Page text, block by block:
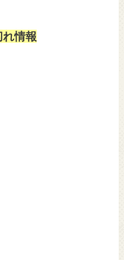
情報